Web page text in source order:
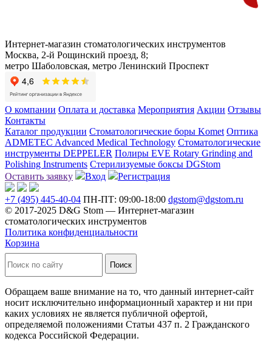
Интернет-магазин стоматологических инструментов
Москва, 2-й Рощинский проезд, 8;
метро Шаболовская, метро Ленинский Проспект
О компании Оплата и доставка Мероприятия Акции Отзывы
Контакты
Каталог продукции Стоматологические боры Komet Оптика
ADMETEC Advanced Medical Technology Стоматологические
инструменты DEPPELER Полиры EVE Rotary Grinding and
Polishing Instruments Стерилизуемые боксы DGStom
Оставить заявку
Вход Регистрация
+7 (495) 445-40-04 ПН-ПТ: 09:00-18:00 dgstom@dgstom.ru
© 2017-2025 D&G Stom — Интернет-магазин
стоматологических инструментов
Политика конфиденциальности
Корзина
Обращаем ваше внимание на то, что данный интернет-сайт
носит исключительно информационный характер и ни при
каких условиях не является публичной офертой,
определяемой положениями Статьи 437 п. 2 Гражданского
кодекса Российской Федерации.